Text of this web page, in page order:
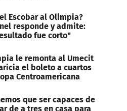
Escobar al Olimpia?
responde y admite:
fue corto"
le remonta al Umecit
el boleto a cuartos
Centroamericana
que ser capaces de
de a tres en casa para